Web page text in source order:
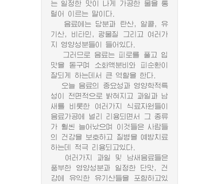
는 일정한 맛이 나게 가공한 물을 통
털어 이르는 말이다.
음료에는 당분과 탄산, 알콜, 유
기산, 비타민, 광물질 그리고 여러가
지 영양성분들이 들어있다.
그러므로 음료는 피로를 풀고 입
맛을 돋구며 소화액분비와 피순환이
잘되게 하는데서 큰 역할을 한다.
오늘 음료의 중요성과 영양학적특
성이 전면적으로 밝혀지고 과일과 남
새를 비롯한 여러가지 식료자원들이
음료가공에 널리 리용되면서 그 종류
가 훨씬 늘어났으며 이것들은 사람들
의 건강을 보호하고 질병을 예방치료
하는데 적극 리용되고있다.
여러가지 과일 및 남새음료들은
풍부한 영양성분과 일정한 단맛, 건
강에 유익한 유기산들을 포함하고있